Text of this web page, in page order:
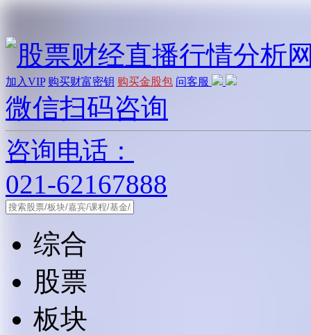
加入VIP 购买财富密钥 购买金股包 问客服
微信扫码咨询
咨询电话：
021-62167888
综合
股票
板块